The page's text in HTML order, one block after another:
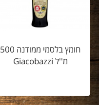
חומץ בלסמי ממודנה 500
מ''ל Giacobazzi